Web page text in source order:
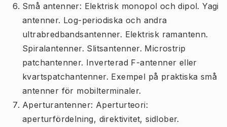
Små antenner: Elektrisk monopol och dipol. Yagi
antenner. Log-periodiska och andra
ultrabredbandsantenner. Elektrisk ramantenn.
Spiralantenner. Slitsantenner. Microstrip
patchantenner. Inverterad F-antenner eller
kvartspatchantenner. Exempel på praktiska små
antenner för mobilterminaler.
Aperturantenner: Aperturteori:
aperturfördelning, direktivitet, sidlober.